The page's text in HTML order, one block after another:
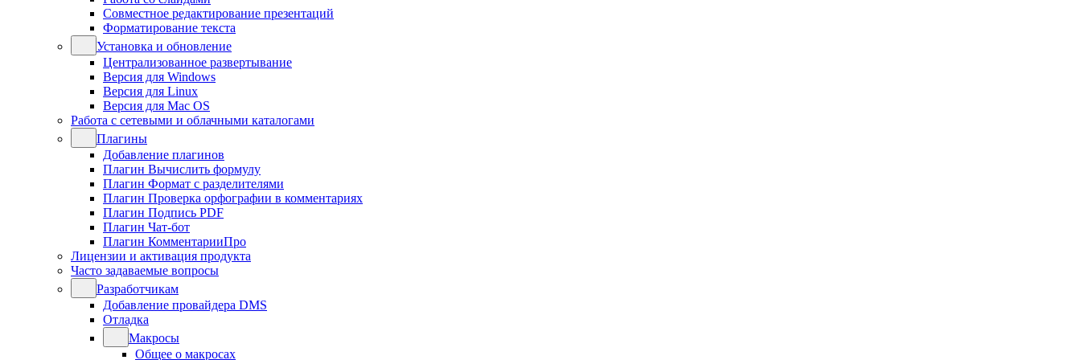
Совместное редактирование презентаций
Форматирование текста
Установка и обновление
Централизованное развертывание
Версия для Windows
Версия для Linux
Версия для Mac OS
Работа с сетевыми и облачными каталогами
Плагины
Добавление плагинов
Плагин Вычислить формулу
Плагин Формат с разделителями
Плагин Проверка орфографии в комментариях
Плагин Подпись PDF
Плагин Чат-бот
Плагин КомментарииПро
Лицензии и активация продукта
Часто задаваемые вопросы
Разработчикам
Добавление провайдера DMS
Отладка
Макросы
Общее о макросах